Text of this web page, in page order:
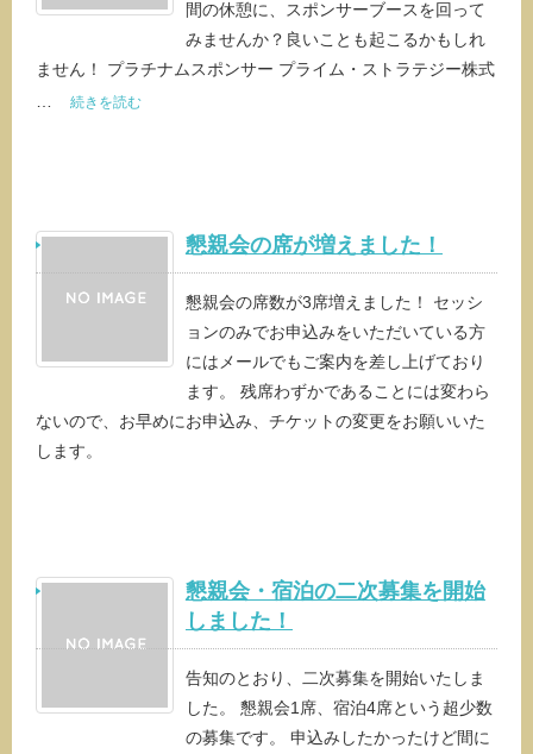
間の休憩に、スポンサーブースを回って
みませんか？良いことも起こるかもしれ
ません！ プラチナムスポンサー プライム・ストラテジー株式
続きを読む
懇親会の席が増えました！
懇親会の席数が3席増えました！ セッシ
ョンのみでお申込みをいただいている方
にはメールでもご案内を差し上げており
ます。 残席わずかであることには変わら
ないので、お早めにお申込み、チケットの変更をお願いいた
します。
懇親会・宿泊の二次募集を開始
しました！
告知のとおり、二次募集を開始いたしま
した。 懇親会1席、宿泊4席という超少数
の募集です。 申込みしたかったけど間に